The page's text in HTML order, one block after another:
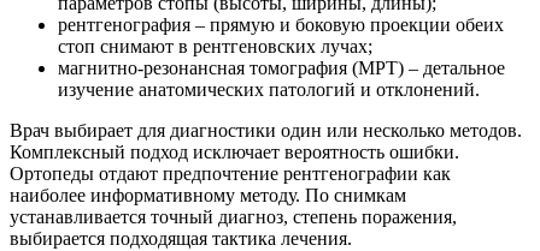
рентгенография – прямую и боковую проекции обеих
стоп снимают в рентгеновских лучах;
магнитно-резонансная томография (МРТ) – детальное
изучение анатомических патологий и отклонений.
Врач выбирает для диагностики один или несколько методов.
Комплексный подход исключает вероятность ошибки.
Ортопеды отдают предпочтение рентгенографии как
наиболее информативному методу. По снимкам
устанавливается точный диагноз, степень поражения,
выбирается подходящая тактика лечения.